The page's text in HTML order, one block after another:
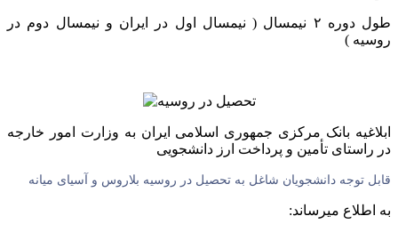
طول دوره ۲ نیمسال ( نیمسال اول در ایران و نیمسال دوم در
روسیه )
ابلاغیه بانک مرکزی جمهوری اسلامی ایران به وزارت امور خارجه
در راستای تأمین و پرداخت ارز دانشجویی
قابل توجه دانشجویان شاغل به تحصیل در روسیه بلاروس و آسیای میانه
به اطلاع میرساند: